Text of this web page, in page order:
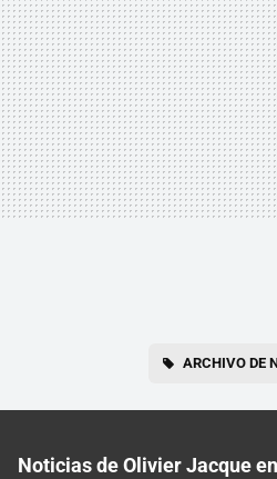
ARCHIVO DE
Noticias de Olivier Jacque